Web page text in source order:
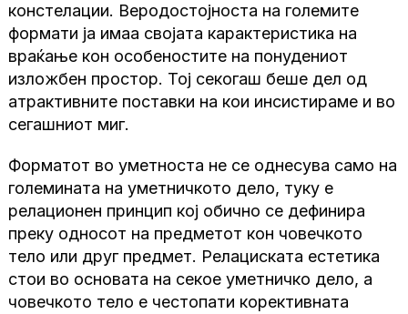
констелации. Веродостојноста на големите
формати ја имаа својата карактеристика на
враќање кон особеностите на понудениот
изложбен простор. Тој секогаш беше дел од
атрактивните поставки на кои инсистираме и во
сегашниот миг.
Форматот во уметноста не се однесува само на
големината на уметничкото дело, туку е
релационен принцип кој обично се дефинира
преку односот на предметот кон човечкото
тело или друг предмет. Релациската естетика
стои во основата на секое уметничко дело, а
човечкото тело е честопати корективната